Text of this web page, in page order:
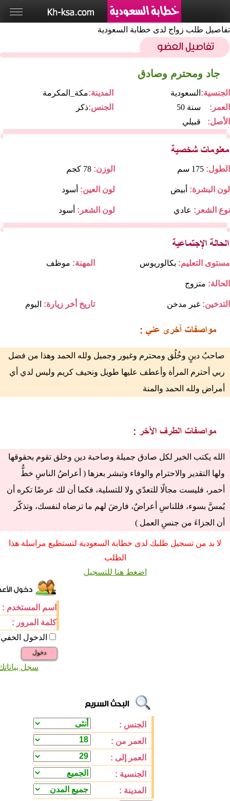
تفاصيل طلب زواج لدى خطابة السعودية
جاد ومحترم وصادق
مكة_المكرمةالمدينة: السعودية الجنسية:
ذكرالجنس: 50 سنة
العمر:
قبيلي
الأصل:
الوزن: 78 كجم الطول: 175 سم
لون العين: أسود لون البشرة: أبيض
لون الشعر: أسود نوع الشعر: عادي
المهنة: موظف مستوى التعليم: بكالوريوس
الحالة: متزوج
تاريخ أخر زيارة: اليوم التدخين: غير مدخن
صاحبُ دينٍ وخُلُق ومحترم وغيور وجميل ولله الحمد وهذا من فضل
ربي أحترم المرأة وأعطف عليها طويل ونحيف كريم وليس لدي أي
أمراض ولله الحمد والمنة
الله يكتب الخير لكل صادق جميلة وصاحبة دين وخلق تقوم بحقوقها
ولها التقدير والاحترام والوفاء وتبشر بعزها ( أعراضُ الناسِ خطٌّ
أحمر، فليست مجالًا للتعدّي ولا للتسلية، فكما أن لك عرضًا تكره أن
يُمسَّ بسوء، فللناسِ أعراضٌ، فارضَ لهم ما ترضاه لنفسك، وتذكّر
أن الجزاءَ من جنسِ العمل )
لا بد من تسجيل طلبك لدى خطابة السعودية لتستطيع مراسلة هذا
الطلب
اضغط هنا للتسجيل
اسم المستخدم :
كلمة المرور :
الدخول الخفي
دخول
سجل
الجنس :
العمر من :
العمر إلى :
الجنسية :
المدينة :